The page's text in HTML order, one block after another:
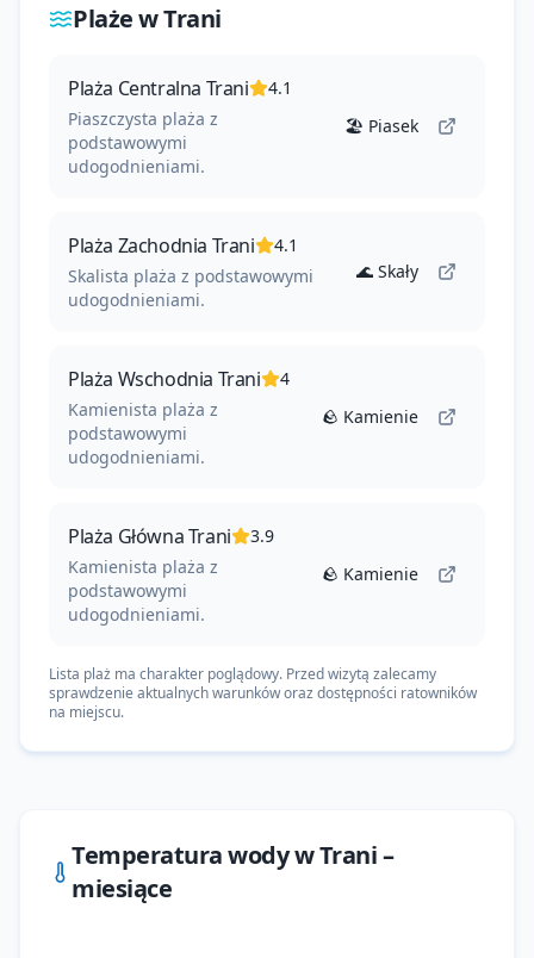
Plaże wTrani
Plaża Centralna Trani
4.1
Piaszczysta plaża z
podstawowymi
udogodnieniami.
🏖️ Piasek
Plaża Zachodnia Trani
4.1
Skalista plaża z podstawowymi
udogodnieniami.
🌊 Skały
Plaża Wschodnia Trani
4
Kamienista plaża z
podstawowymi
udogodnieniami.
🪨 Kamienie
Plaża Główna Trani
3.9
Kamienista plaża z
podstawowymi
udogodnieniami.
🪨 Kamienie
Lista plaż ma charakter poglądowy. Przed wizytą zalecamy
sprawdzenie aktualnych warunków oraz dostępności ratowników
na miejscu.
Temperatura wody wTrani–
miesiące
--